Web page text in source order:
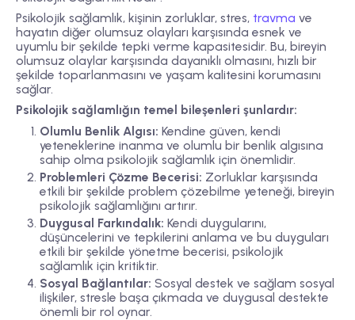
Psikolojik sağlamlık, kişinin zorluklar, stres, travma ve
hayatın diğer olumsuz olayları karşısında esnek ve
uyumlu bir şekilde tepki verme kapasitesidir. Bu, bireyin
olumsuz olaylar karşısında dayanıklı olmasını, hızlı bir
şekilde toparlanmasını ve yaşam kalitesini korumasını
sağlar.
Psikolojik sağlamlığın temel bileşenleri şunlardır:
Olumlu Benlik Algısı: Kendine güven, kendi
yeteneklerine inanma ve olumlu bir benlik algısına
sahip olma psikolojik sağlamlık için önemlidir.
Problemleri Çözme Becerisi: Zorluklar karşısında
etkili bir şekilde problem çözebilme yeteneği, bireyin
psikolojik sağlamlığını artırır.
Duygusal Farkındalık: Kendi duygularını,
düşüncelerini ve tepkilerini anlama ve bu duyguları
etkili bir şekilde yönetme becerisi, psikolojik
sağlamlık için kritiktir.
Sosyal Bağlantılar: Sosyal destek ve sağlam sosyal
ilişkiler, stresle başa çıkmada ve duygusal destekte
önemli bir rol oynar.